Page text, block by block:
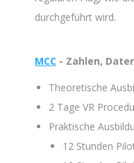
durchgeführt wird.
MCC - Zahlen,
Theoretische
2 Tage VR
Praktische
12 Stunden